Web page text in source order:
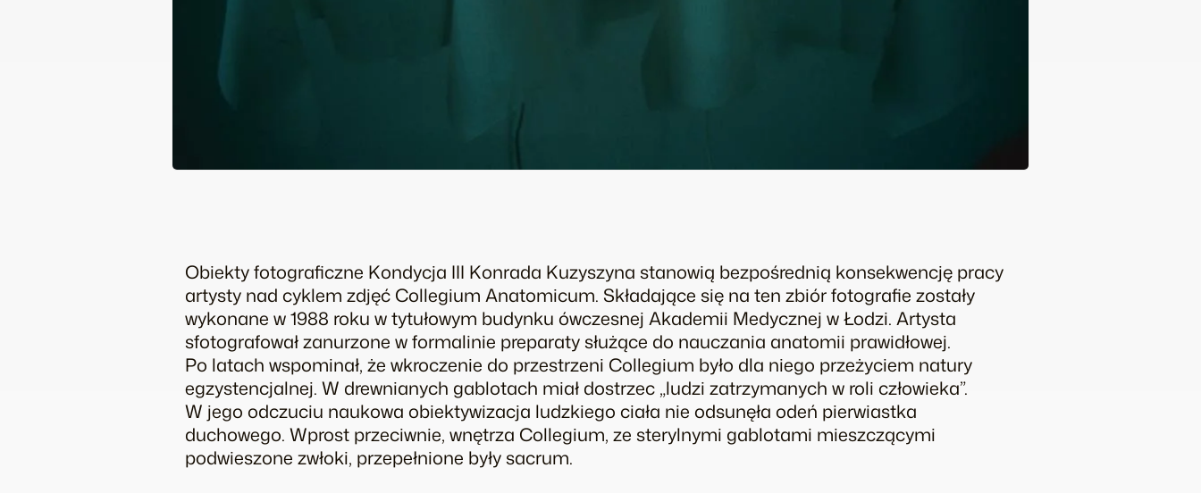
Obiekty fotograficzne Kondycja III Konrada Kuzyszyna stanowią bezpośrednią konsekwencję pracy
artysty nad cyklem zdjęć Collegium Anatomicum. Składające się na ten zbiór fotografie zostały
wykonane w 1988 roku w tytułowym budynku ówczesnej Akademii Medycznej w Łodzi. Artysta
sfotografował zanurzone w formalinie preparaty służące do nauczania anatomii prawidłowej.
Po latach wspominał, że wkroczenie do przestrzeni Collegium było dla niego przeżyciem natury
egzystencjalnej. W drewnianych gablotach miał dostrzec „ludzi zatrzymanych w roli człowieka”.
W jego odczuciu naukowa obiektywizacja ludzkiego ciała nie odsunęła odeń pierwiastka
duchowego. Wprost przeciwnie, wnętrza Collegium, ze sterylnymi gablotami mieszczącymi
podwieszone zwłoki, przepełnione były sacrum.